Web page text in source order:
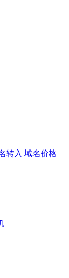
转入 域名价格